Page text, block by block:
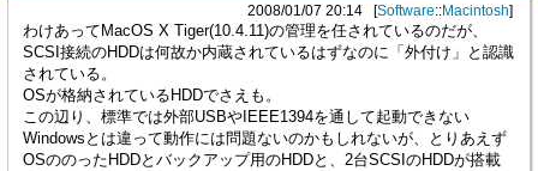
2008/01/07 20:14 Software::Macintosh
わけあってMacOS X Tiger(10.4.11)の管理を任されているのだが、
SCSI接続のHDDは何故か内蔵されているはずなのに「外付け」と認識
されている。
OSが格納されているHDDでさえも。
この辺り、標準では外部USBやIEEE1394を通して起動できない
Windowsとは違って動作には問題ないのかもしれないが、とりあえず
OSののったHDDとバックアップ用のHDDと、2台SCSIのHDDが搭載